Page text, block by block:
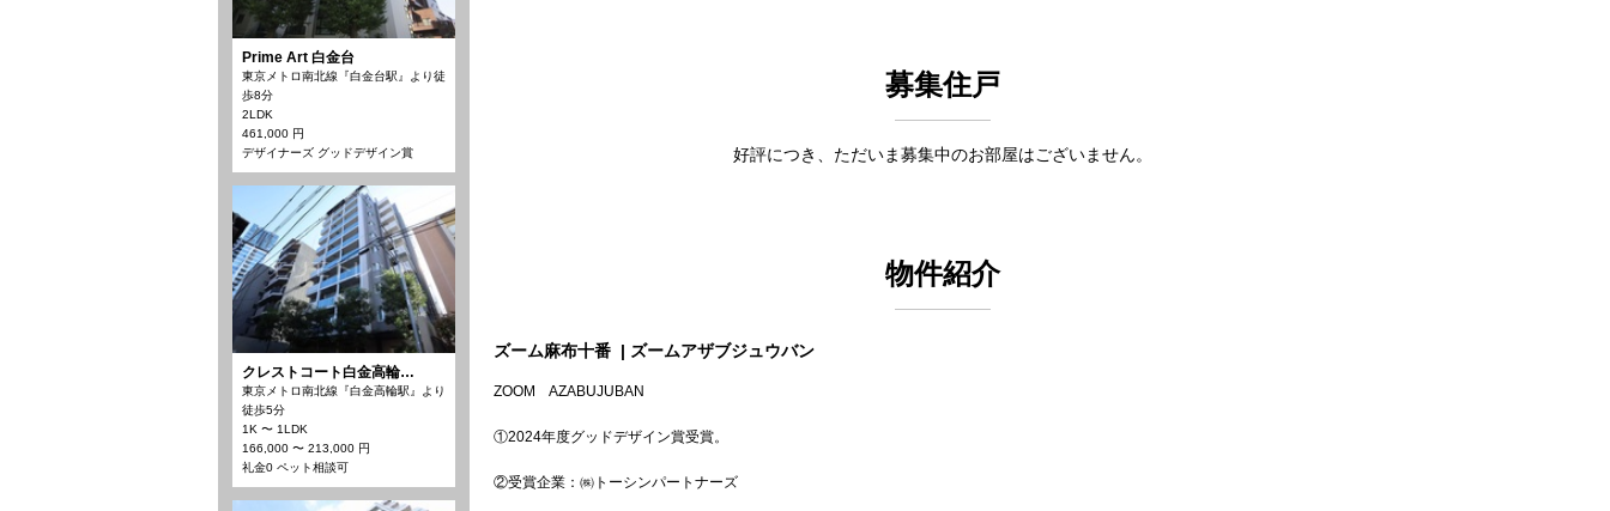
募集住戸
好評につき、ただいま募集中のお部屋はございません。
物件紹介
ズーム麻布十番 | ズームアザブジュウバン
ZOOM AZABUJUBAN
①2024年度グッドデザイン賞受賞。
②受賞企業：㈱トーシンパートナーズ
Prime Art 白金台
東京メトロ南北線『白金台駅』より徒
歩8分
2LDK
461,000 円
デザイナーズ グッドデザイン賞
クレストコート白金高輪…
東京メトロ南北線『白金高輪駅』より
徒歩5分
1K 〜 1LDK
166,000 〜 213,000 円
礼金0 ペット相談可